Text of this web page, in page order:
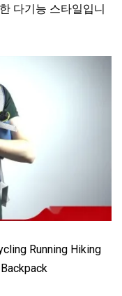
다기능 스타일입니